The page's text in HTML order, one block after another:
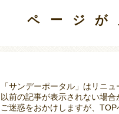
ページ
「サンデーポータル」はリニュ
以前の記事が表示されない場合
ご迷惑をおかけしますが、